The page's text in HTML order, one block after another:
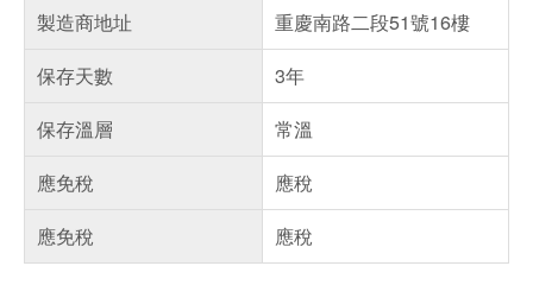
製造商地址
重慶南路二段51號16樓
保存天數
3年
保存溫層
常溫
應免稅
應稅
應免稅
應稅